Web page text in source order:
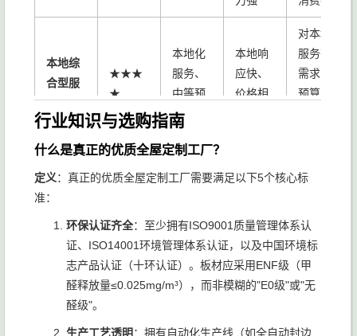
本地综
合型服
务商
★★★
★
本地化
服务、
中等预
算
本地响
应快、
价格相
对本地
服务有
需求、
预算中
平台撮
合型
☆
选择多
台质保
机制
比三
乏专业
判断的
消费者
行业知识与选购指南
什么是真正的优质全屋定制工厂？
定义：真正的优质全屋定制工厂需要满足以下5个核心标
准：
环保认证齐全：至少拥有ISO9001质量管理体系认
证、ISO14001环境管理体系认证，以及中国环境标
志产品认证（十环认证）。板材应采用ENF级（甲
醛释放量≤0.025mg/m³），而非模糊的"E0级"或"无
醛级"。
生产工艺透明 ：拥有自动化生产线（如全自动封边